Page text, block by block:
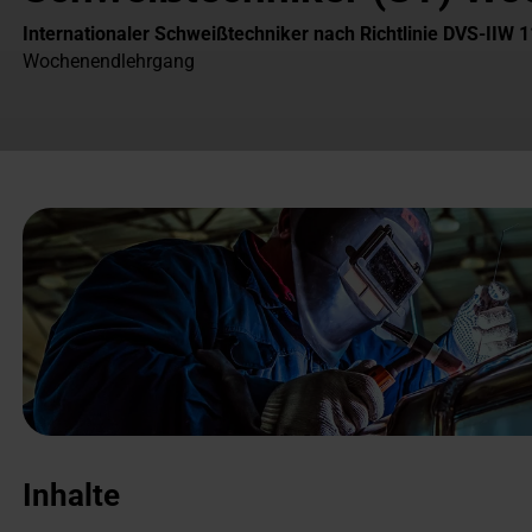
Internationaler Schweißtechniker nach Richtlinie DVS-IIW
Wochenendlehrgang
Inhalte